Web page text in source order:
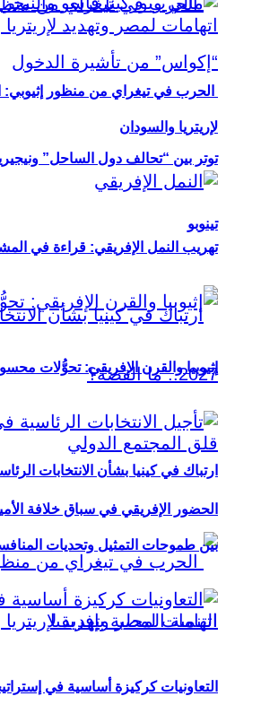
توتر بين “تحالف دول الساحل”
تينوبو
ارتباك في كينيا بشأن الانتخابات الرئاسية 2027.. ما
الحرب في تيغراي من منظور إثيوبي:
لإريتريا والسودان
تهريب النمل الإفريقي: قراءة في
إثيوبيا والقرن الإفريقي: تحوُّلات
الحضور الإفريقي في سباق خلافة
بين طموحات التمثيل وتحديات
التعاونيات كركيزة أساسية في